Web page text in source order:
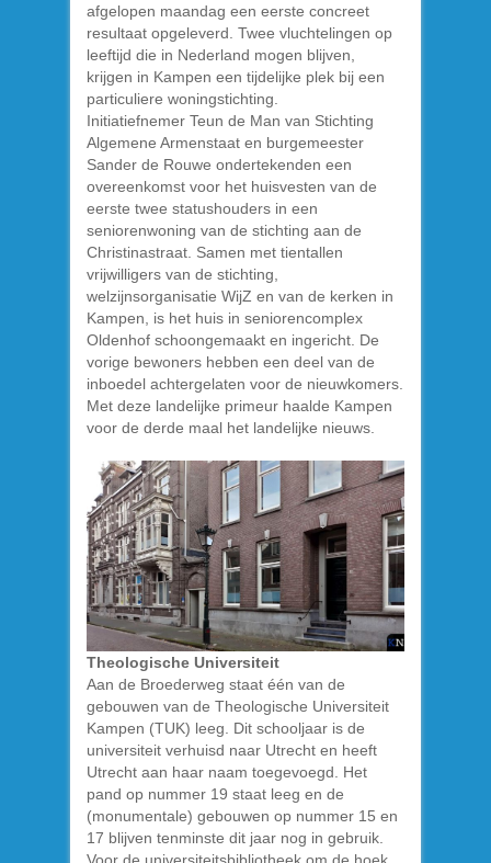
afgelopen maandag een eerste concreet
resultaat opgeleverd. Twee vluchtelingen op
leeftijd die in Nederland mogen blijven,
krijgen in Kampen een tijdelijke plek bij een
particuliere woningstichting.
Initiatiefnemer Teun de Man van Stichting
Algemene Armenstaat en burgemeester
Sander de Rouwe ondertekenden een
overeenkomst voor het huisvesten van de
eerste twee statushouders in een
seniorenwoning van de stichting aan de
Christinastraat. Samen met tientallen
vrijwilligers van de stichting,
welzijnsorganisatie WijZ en van de kerken in
Kampen, is het huis in seniorencomplex
Oldenhof schoongemaakt en ingericht. De
vorige bewoners hebben een deel van de
inboedel achtergelaten voor de nieuwkomers.
Met deze landelijke primeur haalde Kampen
voor de derde maal het landelijke nieuws.
Theologische Universiteit
Aan de Broederweg staat één van de
gebouwen van de Theologische Universiteit
Kampen (TUK) leeg. Dit schooljaar is de
universiteit verhuisd naar Utrecht en heeft
Utrecht aan haar naam toegevoegd. Het
pand op nummer 19 staat leeg en de
(monumentale) gebouwen op nummer 15 en
17 blijven tenminste dit jaar nog in gebruik.